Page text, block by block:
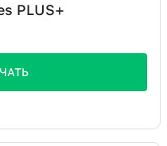
PLUS+